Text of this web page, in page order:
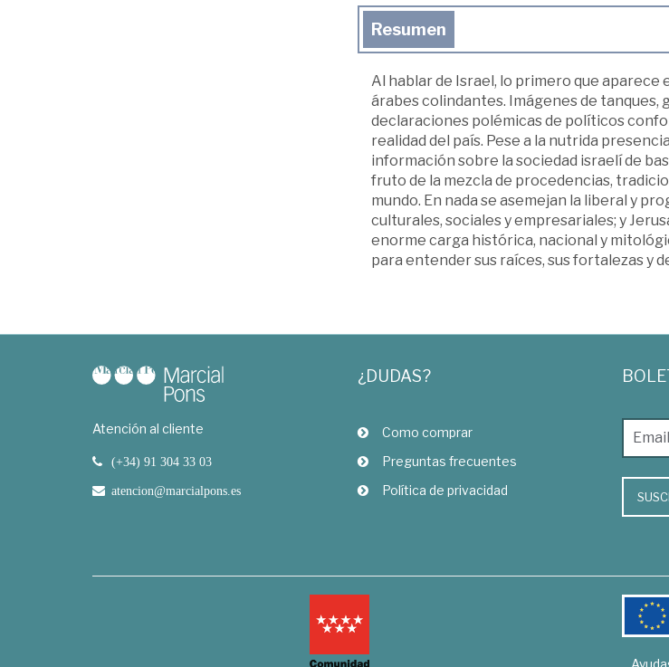
Resumen
Al hablar de Israel, lo primero que
árabes colindantes. Imágenes de tanques,
declaraciones polémicas de políticos
realidad del país. Pese a la nutrida
información sobre la sociedad israelí de
fruto de la mezcla de procedencias,
mundo. En nada se asemejan la liberal y
culturales, sociales y empresariales; y
enorme carga histórica, nacional y
para entender sus raíces, sus fortalezas y
Atención al cliente
(+34) 91 304 33 03
atencion@marcialpons.es
¿DUDAS?
Como comprar
Preguntas frecuentes
Política de privacidad